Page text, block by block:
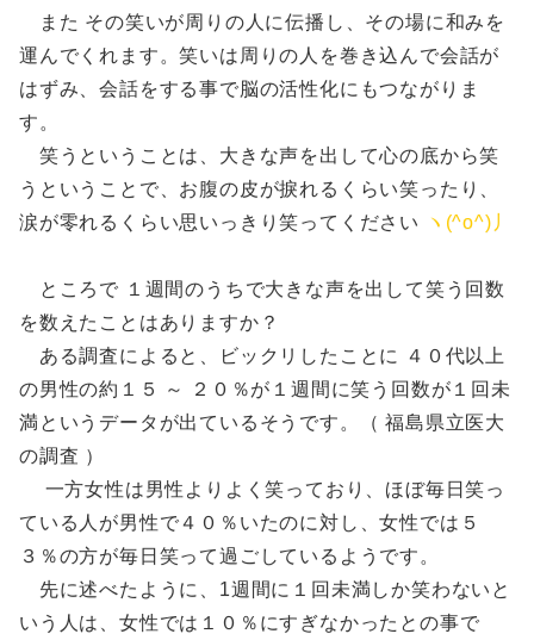
また その笑いが周りの人に伝播し、その場に和みを
運んでくれます。笑いは周りの人を巻き込んで会話が
はずみ、会話をする事で脳の活性化にもつながりま
す。
笑うということは、大きな声を出して心の底から笑
うということで、お腹の皮が捩れるくらい笑ったり、
涙が零れるくらい思いっきり笑ってください
ヽ(^o^)丿
ところで １週間のうちで大きな声を出して笑う回数
を数えたことはありますか？
ある調査によると、ビックリしたことに ４０代以上
の男性の約１５ ～ ２０％が１週間に笑う回数が１回未
満というデータが出ているそうです。（ 福島県立医大
の調査 ）
一方女性は男性よりよく笑っており、ほぼ毎日笑っ
ている人が男性で４０％いたのに対し、女性では５
３％の方が毎日笑って過ごしているようです。
先に述べたように、1週間に１回未満しか笑わないと
いう人は、女性では１０％にすぎなかったとの事で